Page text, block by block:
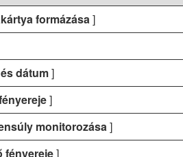
formázása]
dátum]
]
monitorozása]
fényereje]